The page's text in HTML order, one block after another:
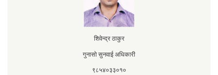
शिवेन्द्र ठाकुर
गुनासो सुनवाई अधिकारी
९८५४०३३०१०